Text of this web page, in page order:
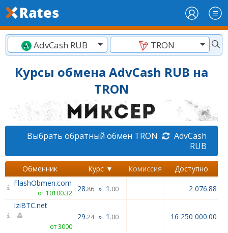
AdvCash RUB TRON
Курсы обмена AdvCash RUB на
TRON
Выбрать обратный обмен TRON
AdvCash
RUB
Обменник Курс ▼ Комиссия Доступно
FlashObmen.com
от 10100.32 28.86 » 1 .00
2 076.88
IziBTC.net
от 3000
29.24 » 1 .00 16 250 000.00